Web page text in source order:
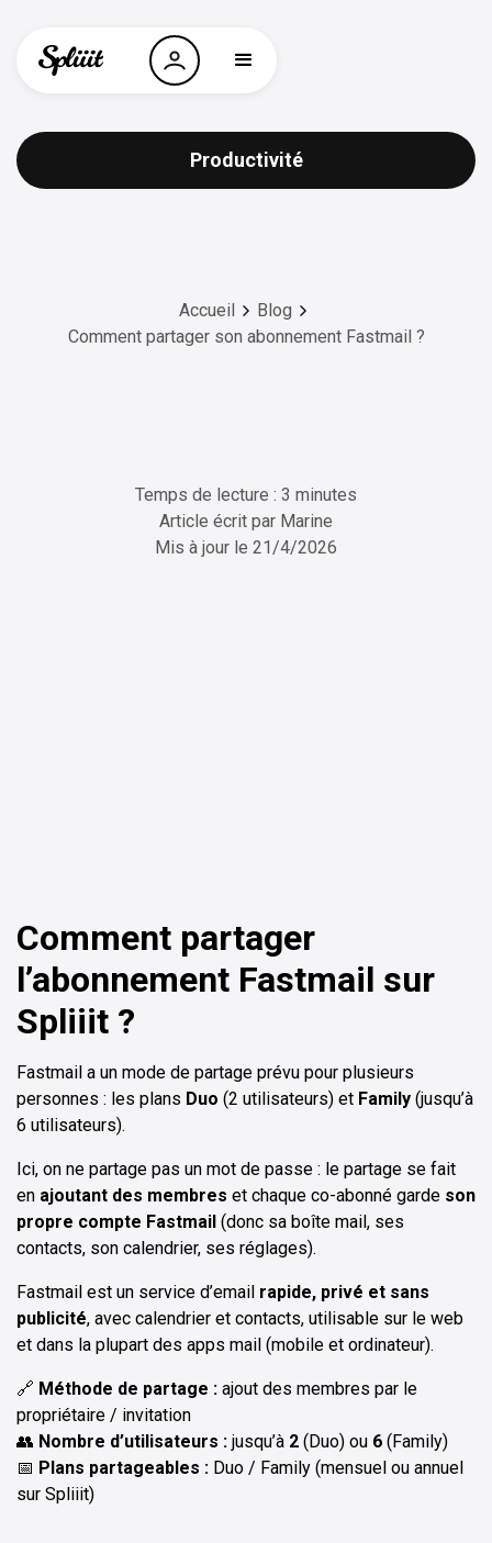
Productivité
Accueil
Blog
Comment partager son abonnement Fastmail ?
Temps de lecture : 3 minutes
Article écrit par Marine
Mis à jour le 21/4/2026
Comment partager
l’abonnement Fastmail sur
Spliiit ?
Fastmail a un mode de partage prévu pour plusieurs
personnes : les plans Duo (2 utilisateurs) et Family (jusqu’à
6 utilisateurs).
Ici, on ne partage pas un mot de passe : le partage se fait
en ajoutant des membres et chaque co-abonné garde son
propre compte Fastmail (donc sa boîte mail, ses
contacts, son calendrier, ses réglages).
Fastmail est un service d’email rapide, privé et sans
publicité, avec calendrier et contacts, utilisable sur le web
et dans la plupart des apps mail (mobile et ordinateur).
🔗 Méthode de partage : ajout des membres par le
propriétaire / invitation
👥 Nombre d’utilisateurs : jusqu’à 2 (Duo) ou 6 (Family)
📅 Plans partageables : Duo / Family (mensuel ou annuel
sur Spliiit)